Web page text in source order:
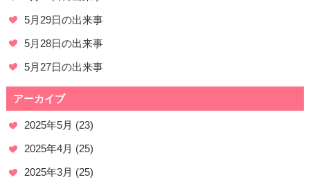
5月29日の出来事
5月28日の出来事
5月27日の出来事
アーカイブ
2025年5月 (23)
2025年4月 (25)
2025年3月 (25)